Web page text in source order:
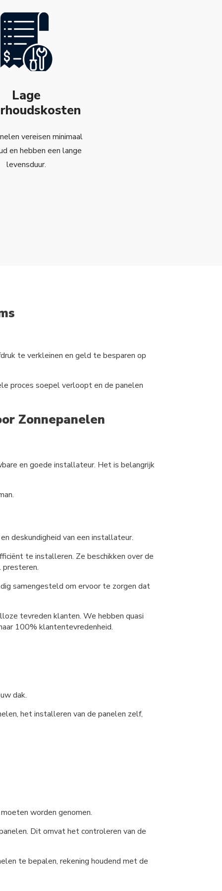
Lage
vereisen minimaal
en hebben een lange
levensduur.
te verkleinen en geld te besparen op
proces soepel verloopt en de panelen
Zonnepanelen
en goede installateur. Het is belangrijk
deskundigheid van een installateur.
te installeren. Ze beschikken over de
presteren.
samengesteld om ervoor te zorgen dat
tevreden klanten. We hebben quasi
100% klantentevredenheid.
dak.
het installeren van de panelen zelf,
worden genomen.
Dit omvat het controleren van de
te bepalen, rekening houdend met de